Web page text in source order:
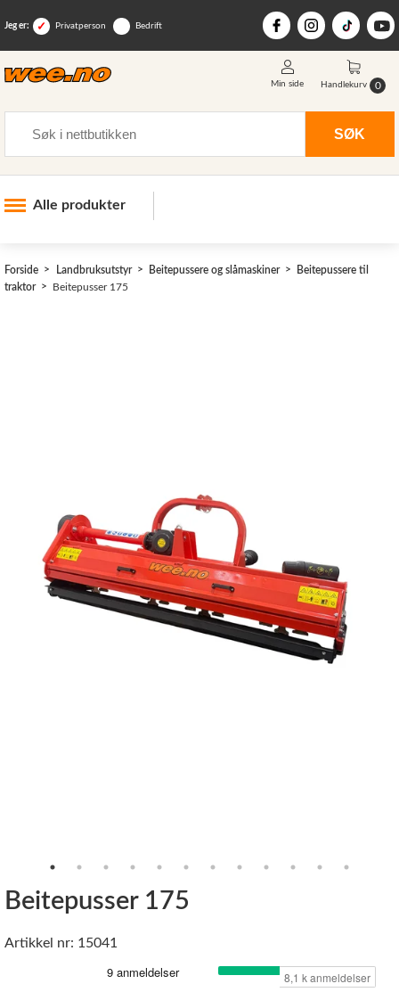
Jeg er: Privatperson Bedrift
SØK
Min side Handlekurv 0
Alle produkter
Skogsutstyr
Aktuelt
Kundeservice
Forside Landbruksutstyr Beitepussere og slåmaskiner
Beitepussere til
traktor
Beitepusser 175
Beitepusser 175
Artikkel nr: 15041